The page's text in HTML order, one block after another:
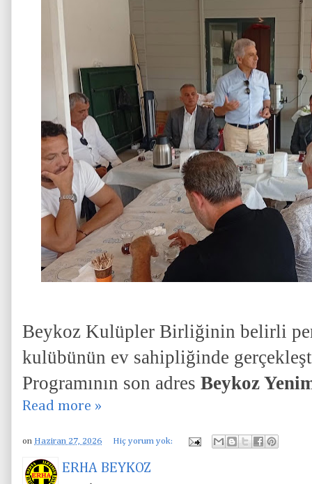
Beykoz Kulüpler Birliğinin belirli
kulübünün ev sahipliğinde
Programının son adres Beykoz
Read more »
on Haziran 27, 2026 Hiç yorum yok:
ERHA BEYKOZ